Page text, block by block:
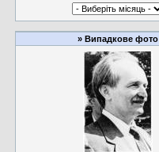
» Випадкове фото